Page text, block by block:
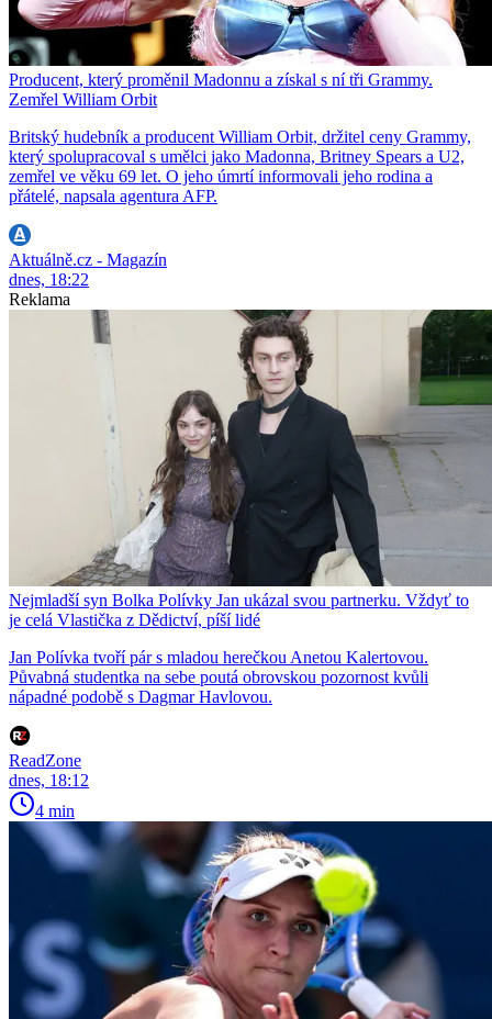
Producent, který proměnil Madonnu a získal s ní tři Grammy.
Zemřel William Orbit
Britský hudebník a producent William Orbit, držitel ceny Grammy,
který spolupracoval s umělci jako Madonna, Britney Spears a U2,
zemřel ve věku 69 let. O jeho úmrtí informovali jeho rodina a
přátelé, napsala agentura AFP.
Aktuálně.cz - Magazín
dnes, 18:22
Reklama
Nejmladší syn Bolka Polívky Jan ukázal svou partnerku. Vždyť to
je celá Vlastička z Dědictví, píší lidé
Jan Polívka tvoří pár s mladou herečkou Anetou Kalertovou.
Půvabná studentka na sebe poutá obrovskou pozornost kvůli
nápadné podobě s Dagmar Havlovou.
ReadZone
dnes, 18:12
4 min